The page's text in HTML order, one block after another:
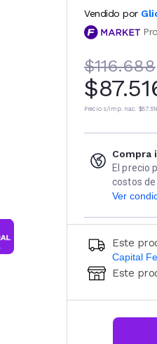
Vendido por
$116.688
Precio s/imp. nac.
Compra
El precio
costos
Ver
Este
Capital
Ingresá
Este